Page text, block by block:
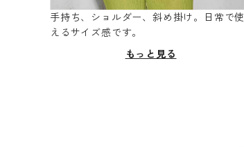
手持ち、ショルダー、斜め掛け。日常で使
えるサイズ感です。
もっと見る